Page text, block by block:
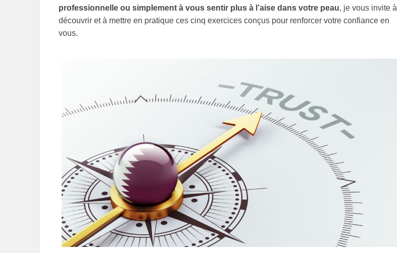
professionnelle ou simplement à vous sentir plus à l’aise dans votre peau, je vous invite à
découvrir et à mettre en pratique ces cinq exercices conçus pour renforcer votre confiance en
vous.